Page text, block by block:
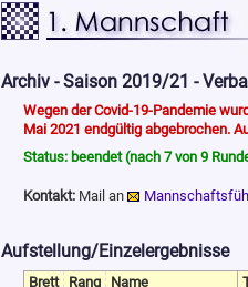
Archiv - Saison 2019/21 -
Wegen der Covid-19-Pandemie
Mai 2021 endgültig abgebrochen.
Status: beendet (nach 7 von 9
Kontakt: Mail an
Aufstellung/Einzelergebnisse
Brett Rang Name